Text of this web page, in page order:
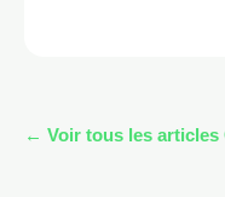
← Voir tous les articles